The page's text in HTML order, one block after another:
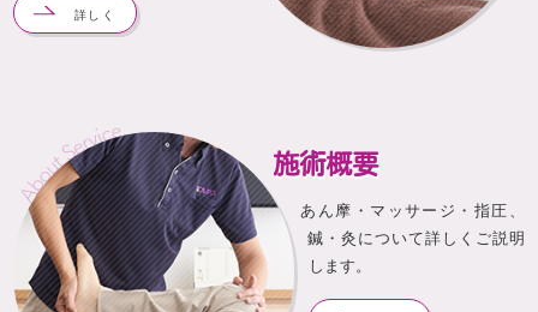
詳しく
施術概要
あん摩・マッサージ・指圧、
鍼・灸について詳しくご説明
します。